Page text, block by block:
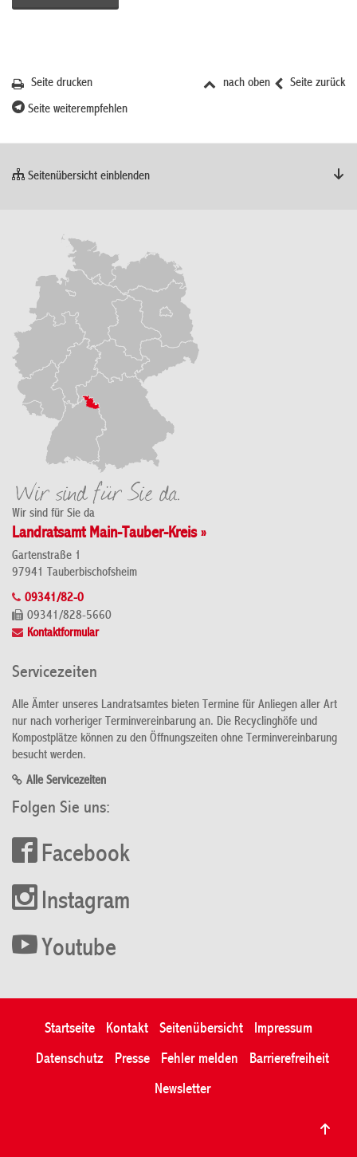
Seite zurück
nach oben
Seite drucken
Seite weiterempfehlen
Seitenübersicht einblenden
Wir sind für Sie da
Landratsamt Main-Tauber-Kreis »
Gartenstraße 1
97941 Tauberbischofsheim
09341/82-0
09341/828-5660
Kontaktformular
Servicezeiten
Alle Ämter unseres Landratsamtes bieten Termine für Anliegen aller Art
nur nach vorheriger Terminvereinbarung an. Die Recyclinghöfe und
Kompostplätze können zu den Öffnungszeiten ohne Terminvereinbarung
besucht werden.
Alle Servicezeiten
Folgen Sie uns:
Facebook
Instagram
Youtube
Startseite Kontakt Seitenübersicht
Impressum
Datenschutz
Presse Fehler melden
Barrierefreiheit
Newsletter